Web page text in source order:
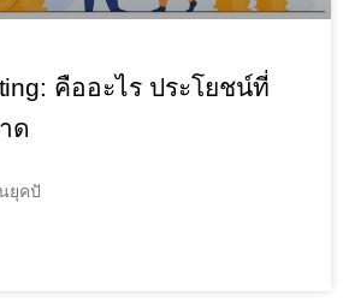
คืออะไร ประโยชน์ที่
ด
ยุคปั